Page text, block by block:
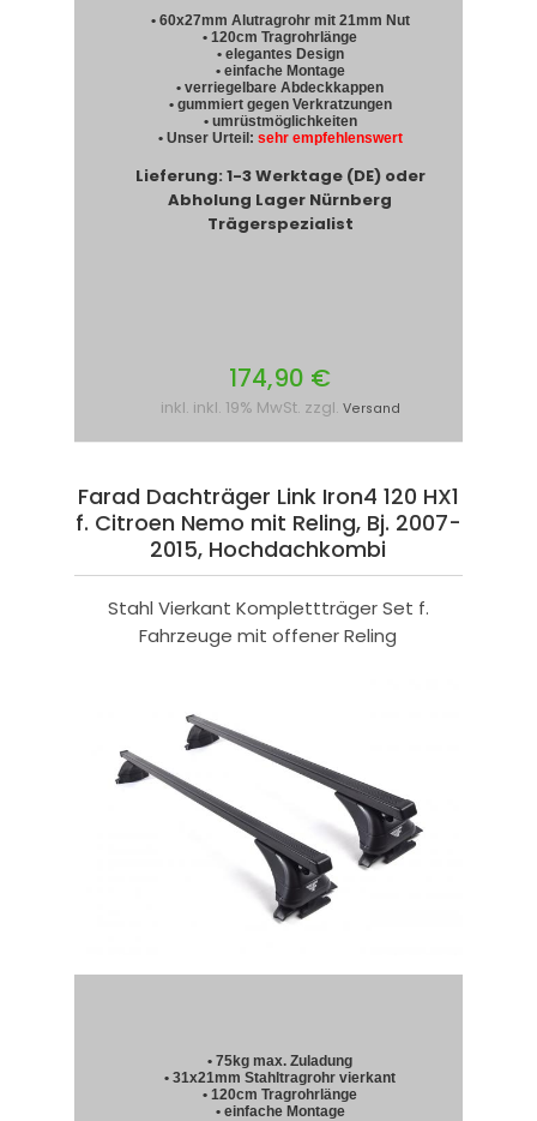
• 60x27mm Alutragrohr mit 21mm Nut
• 120cm Tragrohrlänge
• elegantes Design
• einfache Montage
• verriegelbare Abdeckkappen
• gummiert gegen Verkratzungen
• umrüstmöglichkeiten
• Unser Urteil: sehr empfehlenswert
Lieferung: 1-3 Werktage (DE) oder
Abholung Lager Nürnberg
Trägerspezialist
174,90 €
inkl. inkl. 19% MwSt. zzgl. Versand
Farad Dachträger Link Iron4 120 HX1
f. Citroen Nemo mit Reling, Bj. 2007-
2015, Hochdachkombi
Stahl Vierkant Komplettträger Set f.
Fahrzeuge mit offener Reling
• 75kg max. Zuladung
• 31x21mm Stahltragrohr vierkant
• 120cm Tragrohrlänge
• einfache Montage